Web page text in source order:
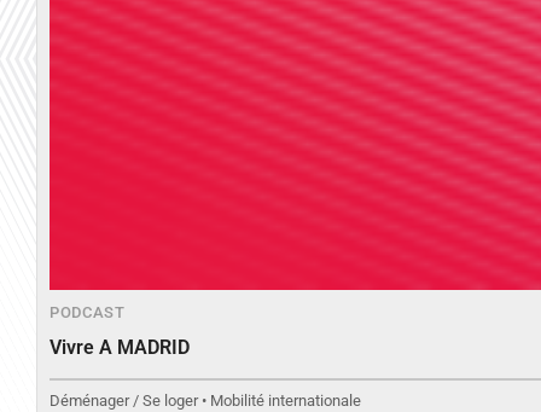
PODCAST
Vivre A MADRID
Déménager / Se loger • Mobilité internationale